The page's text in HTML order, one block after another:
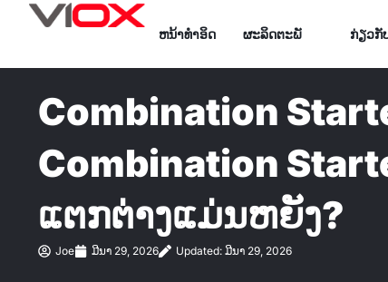
ທີ່
ຫນ້າທໍາອິດ ຜະລິດຕະພັ ກ່ຽວກັ
Combination
Combination
ແຕກຕ່າງແມ່ນຫຍັງ?
Joe ມີນາ 29, 2026 Updated: ມີນາ 29, 2026